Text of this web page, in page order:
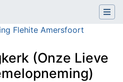
Flehite Amersfoort
(Onze Lieve